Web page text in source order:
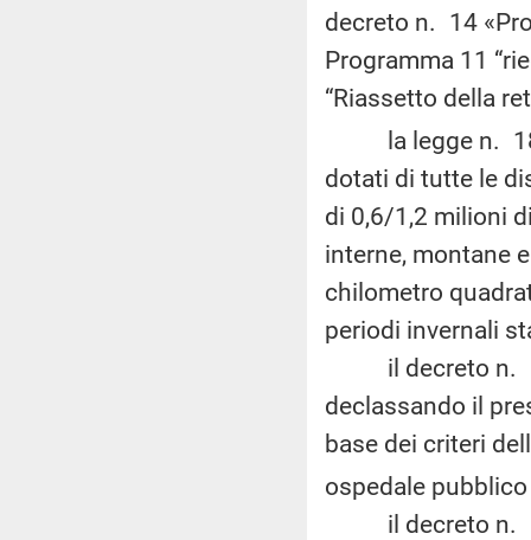
decreto n. 14
Programma 11
“Riassetto della
la legge n. 189
dotati di tutte le
di 0,6/1,2 milioni
interne, montane
chilometro
periodi invernali
il decreto n.
declassando il
base dei criteri
ospedale
il decreto n. 14